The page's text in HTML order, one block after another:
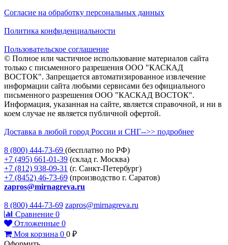
Согласие на обработку персональных данных
Политика конфиденциальности
Пользовательское соглашение
© Полное или частичное использование материалов сайта
только с письменного разрешения ООО "КАСКАД
ВОСТОК". Запрещается автоматизированное извлечение
информации сайта любыми сервисами без официального
письменного разрешения ООО "КАСКАД ВОСТОК".
Информация, указанная на сайте, является справочной, и ни в
коем случае не является публичной офертой.
Доставка в любой город России и СНГ-->> подробнее
8 (800) 444-73-69 (бесплатно по РФ)
+7 (495) 661-01-39 (склад г. Москва)
+7 (812) 938-09-31 (г. Санкт-Петербург)
+7 (8452) 46-73-69 (производство г. Саратов)
zapros@mirnagreva.ru
8 (800) 444-73-69 zapros@mirnagreva.ru
Сравнение 0
Отложенные 0
Моя корзина 0 0 ₽